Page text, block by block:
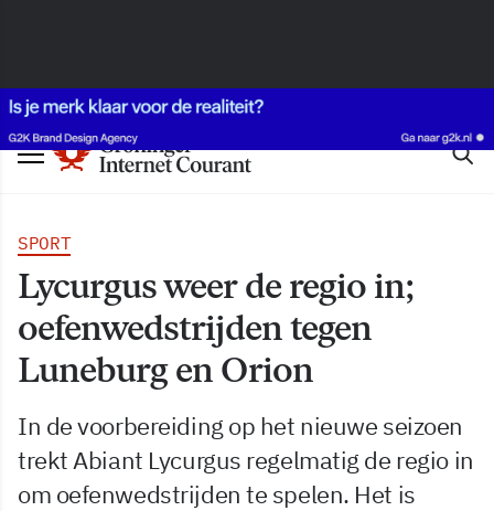
SPORT
Lycurgus weer de regio in;
oefenwedstrijden tegen
Luneburg en Orion
In de voorbereiding op het nieuwe seizoen
trekt Abiant Lycurgus regelmatig de regio in
om oefenwedstrijden te spelen. Het is